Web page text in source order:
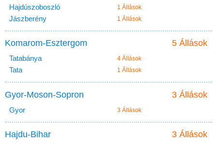
Hajdúszoboszló 1 Állások
Jászberény 1 Állások
5 Állások
Komarom-Esztergom
Tatabánya 4 Állások
Tata 1 Állások
3 Állások
Gyor-Moson-Sopron
Gyor 3 Állások
3 Állások
Hajdu-Bihar